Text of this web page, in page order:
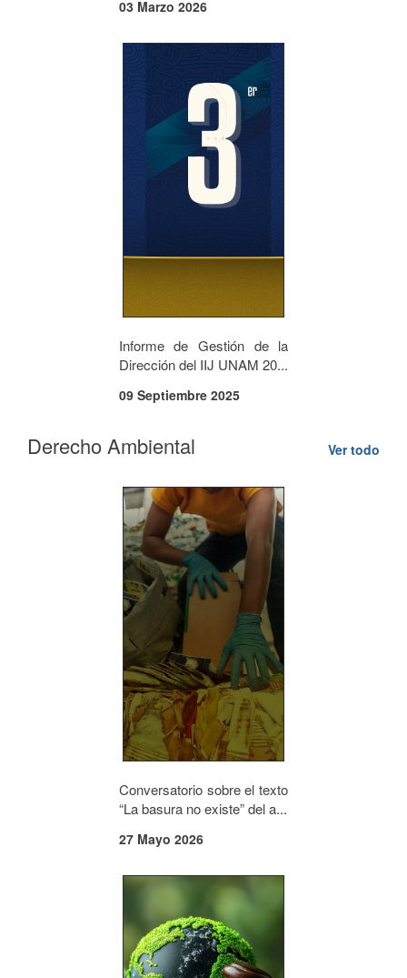
03 Marzo 2026
Informe de Gestión de la
Dirección del IIJ UNAM 20...
09 Septiembre 2025
Derecho Ambiental Ver todo
Conversatorio sobre el texto
“La basura no existe” del a...
27 Mayo 2026